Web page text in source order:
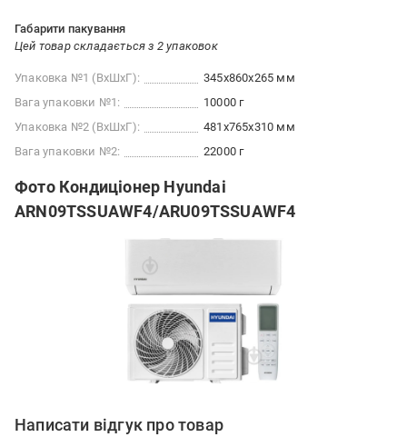
Габарити пакування
Цей товар складається з 2 упаковок
Упаковка №1 (ВхШхГ):
345x860x265 мм
Вага упаковки №1:
10000 г
Упаковка №2 (ВхШхГ):
481x765x310 мм
Вага упаковки №2:
22000 г
Фото Кондиціонер Hyundai
ARN09TSSUAWF4/ARU09TSSUAWF4
Написати відгук про товар